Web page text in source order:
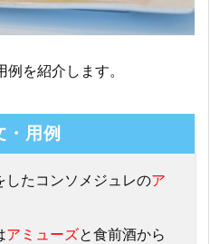
を紹介します。
用例
したコンソメジュレのア
アミューズと食前酒から